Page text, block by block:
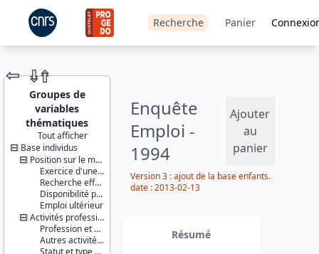
Recherche Panier
JEU DE
DONNÉES
Enquête
Emploi -
1994
Ajouter
au
panier
Version 3 : ajout de la base enfants.
date : 2013-02-13
⇦ ⇮⇮
Groupes de
variables
thématiques
Tout afficher
Base individus
Position sur le marché du travail
Exercice d'une activité professionnelle effective
Recherche effective d'un travail
Disponibilité pour travailler
Emploi ultérieur
Activités professionnelles
Profession et employeur principaux
Autres activités professionnelles
Statut et type de contrat
Identifiants :
lil-0032
doi:10.13144/lil-
Résumé